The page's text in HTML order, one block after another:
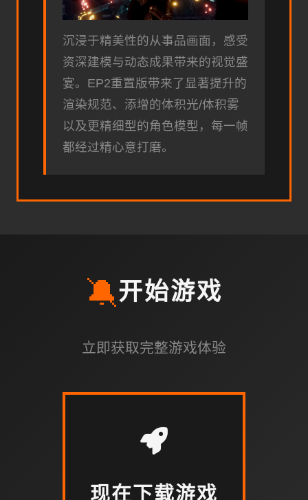
沉浸于精美性的从事品画面，感受
资深建模与动态成果带来的视觉盛
宴。EP2重置版带来了显著提升的
渲染规范、添增的体积光/体积雾
以及更精细型的角色模型，每一帧
都经过精心意打磨。
🔕开始游戏
立即获取完整游戏体验
现在下载游戏